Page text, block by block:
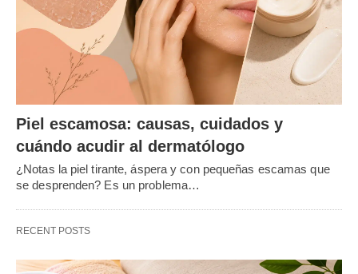
Piel escamosa: causas, cuidados y
cuándo acudir al dermatólogo
¿Notas la piel tirante, áspera y con pequeñas escamas que
se desprenden? Es un problema…
RECENT POSTS